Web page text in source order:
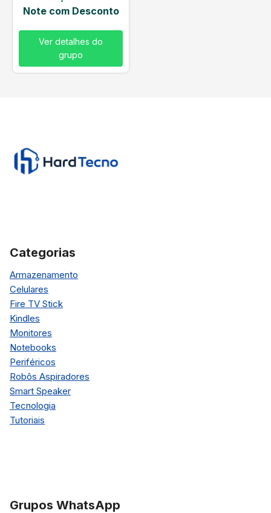
Note com Desconto
Ver detalhes do
grupo
Categorias
Armazenamento
Celulares
Fire TV Stick
Kindles
Monitores
Notebooks
Periféricos
Robôs Aspiradores
Smart Speaker
Tecnologia
Tutoriais
Grupos WhatsApp